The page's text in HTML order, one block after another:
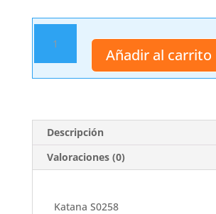
S0258
cantidad
Añadir al carrito
Descripción
Valoraciones (0)
Katana S0258